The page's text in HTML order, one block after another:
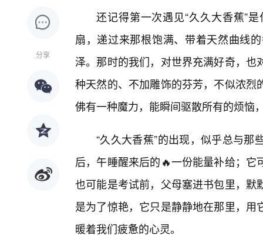
分享
还记得第一次遇见“久久大香蕉”
扇，递过来那根饱满、带着天然曲线
泽。那时的我们，对世界充满好奇，
种天然的、不加雕饰的芬芳，不似浓
佛有一种魔力，能瞬间驱散所有的烦恼
“久久大香蕉”的出现，似乎总与
后，午睡醒来后的🔥一份能量补给；
也可能是考试前，父母塞进书包里，
是为了惊艳，它只是静静地在那里，
暖着我们疲惫的心灵。